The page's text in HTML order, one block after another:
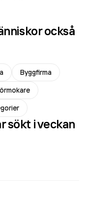
också
Byggfirma
sökt i veckan